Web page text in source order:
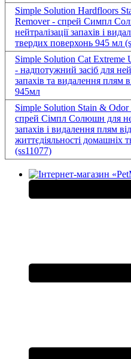
Simple Solution Hardfloors
Remover - спрей Cимпл
нейтралізації запахів і
твердих поверхонь 945 мл
Simple Solution Cat Extreme
- надпотужний засіб для
запахів та видалення плям
945мл
Simple Solution Stain & Odor
спрей Сімпл Солюшн для
запахів і видалення плям від
життєдіяльності домашніх
(ss11077)